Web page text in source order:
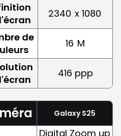
2340 x 1080
de
16 M
416 ppp
Galaxy S25
Digital Zoom up